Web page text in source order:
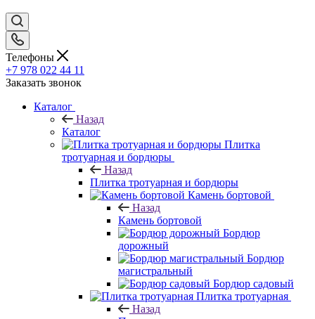
Телефоны
+7 978 022 44 11
Заказать звонок
Каталог
Назад
Каталог
Плитка
тротуарная и бордюры
Назад
Плитка тротуарная и бордюры
Камень бортовой
Назад
Камень бортовой
Бордюр
дорожный
Бордюр
магистральный
Бордюр садовый
Плитка тротуарная
Назад